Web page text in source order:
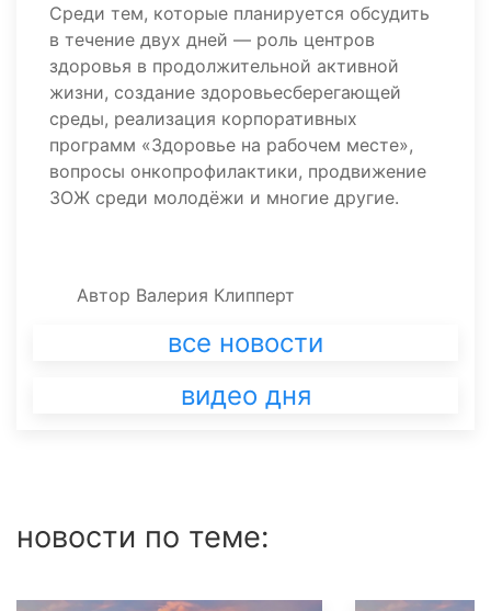
Среди тем, которые планируется обсудить
в течение двух дней — роль центров
здоровья в продолжительной активной
жизни, создание здоровьесберегающей
среды, реализация корпоративных
программ «Здоровье на рабочем месте»,
вопросы онкопрофилактики, продвижение
ЗОЖ среди молодёжи и многие другие.
Автор Валерия Клипперт
все новости
видео дня
новости по теме: